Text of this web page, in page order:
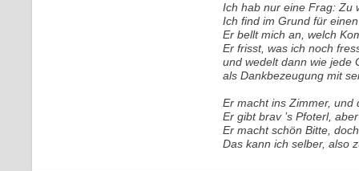
Ich hab nur eine Frag: Zu
Ich find im Grund für
Er bellt mich an, welch
Er frisst, was ich noch
und wedelt dann wie jede
als Dankbezeugung mit
Er macht ins Zimmer, und
Er gibt brav ’s Pfoterl,
Er macht schön Bitte,
Das kann ich selber, also